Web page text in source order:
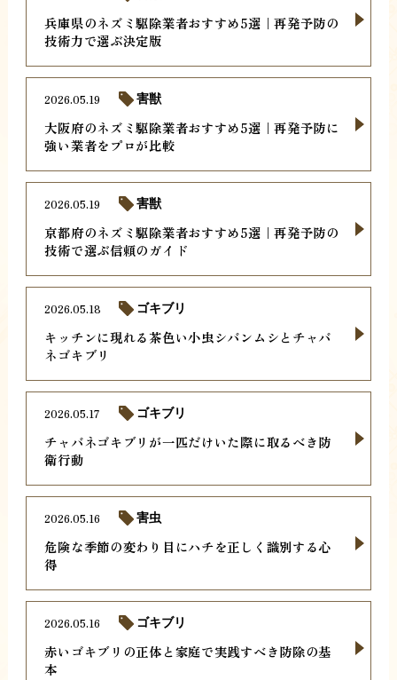
兵庫県のネズミ駆除業者おすすめ5選｜再発予防の
技術力で選ぶ決定版
大阪府のネズミ駆除業者おすすめ5選｜再発予防に
強い業者をプロが比較
2026.05.19 害獣
京都府のネズミ駆除業者おすすめ5選｜再発予防の
技術で選ぶ信頼のガイド
2026.05.19 害獣
キッチンに現れる茶色い小虫シバンムシとチャバ
ネゴキブリ
2026.05.18 ゴキブリ
チャバネゴキブリが一匹だけいた際に取るべき防
衛行動
2026.05.17 ゴキブリ
危険な季節の変わり目にハチを正しく識別する心
得
2026.05.16 害虫
赤いゴキブリの正体と家庭で実践すべき防除の基
本
2026.05.16 ゴキブリ